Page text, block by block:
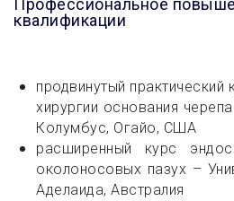
Профессиональное
квалификации
продвинутый практический
хирургии основания
Колумбус, Огайо, США
расширенный курс
околоносовых пазух –
Аделаида, Австралия